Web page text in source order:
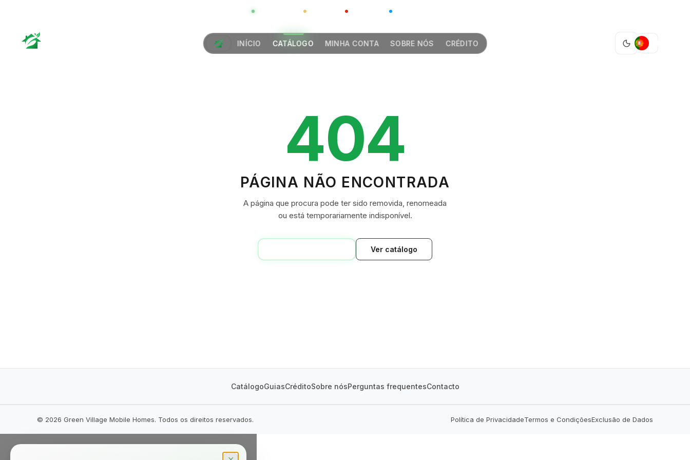
GLOBAL CHINA
INÍCIO CATÁLOGO MINHA CONTA SOBRE NÓS CRÉDITO
GREEN VILLAGE
404
PÁGINA NÃO ENCONTRADA
A página que procura pode ter sido removida, renomeada
ou está temporariamente indisponível.
Ver catálogo
CatálogoGuiasCréditoSobre nósPerguntas frequentesContacto
© 2026 Green Village Mobile Homes. Todos os direitos reservados. Política de PrivacidadeTermos e CondiçõesExclusão de Dados